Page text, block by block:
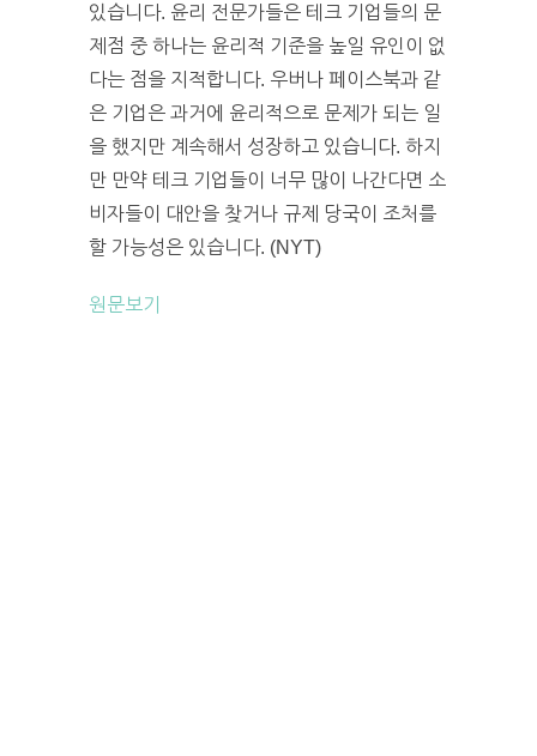
있습니다. 윤리 전문가들은 테크 기업들의 문
제점 중 하나는 윤리적 기준을 높일 유인이 없
다는 점을 지적합니다. 우버나 페이스북과 같
은 기업은 과거에 윤리적으로 문제가 되는 일
을 했지만 계속해서 성장하고 있습니다. 하지
만 만약 테크 기업들이 너무 많이 나간다면 소
비자들이 대안을 찾거나 규제 당국이 조처를
할 가능성은 있습니다. (NYT)
원문보기